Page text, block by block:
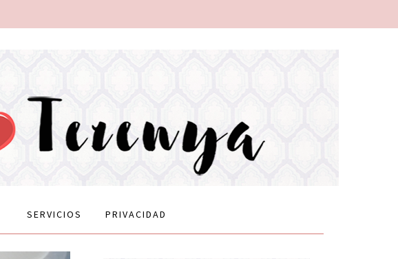
SERVICIOS PRIVACIDAD